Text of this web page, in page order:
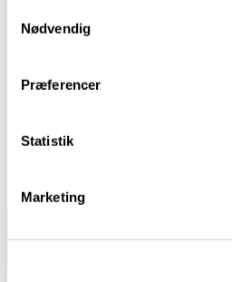
fra.
Nødvendig
Præferencer
Statistik
Marketing
Ved at tilmelde dig accepterer
dine oplysninger i